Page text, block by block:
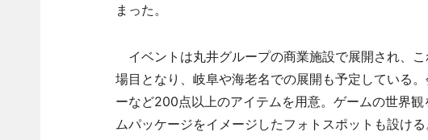
まった。
イベントは丸井グループの商業施設で展開され、
場目となり、岐阜や海老名での展開も予定している
ーなど200点以上のアイテムを用意。ゲームの世界
ムパッケージをイメージしたフォトスポットも設ける